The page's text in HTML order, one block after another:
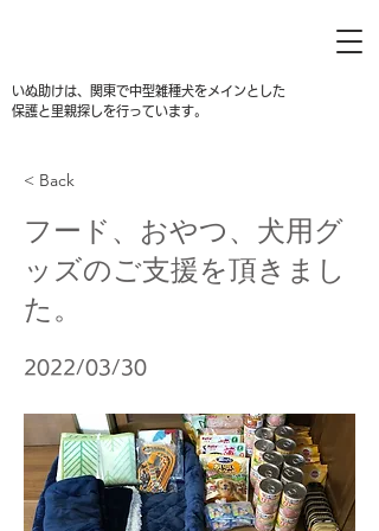
いぬ助けは、関東で中型雑種犬をメインとした
保護と里親探しを行っています。
< Back
フード、おやつ、犬用グ
ッズのご支援を頂きまし
た。
2022/03/30